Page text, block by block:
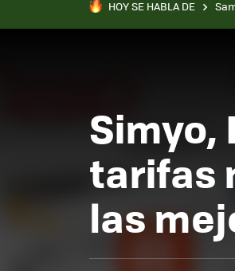
HOY SE HABLA DE
Simyo,
tarifas
las